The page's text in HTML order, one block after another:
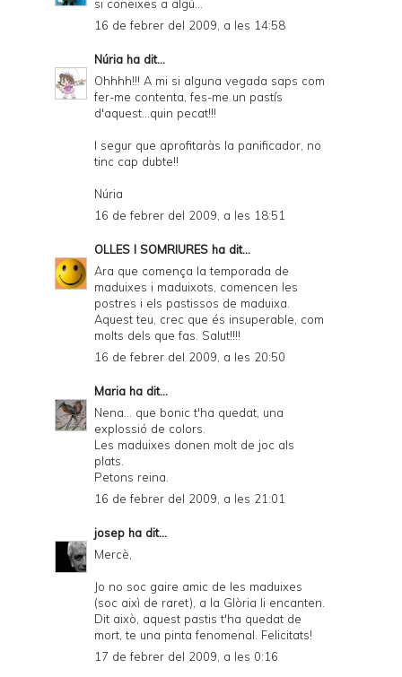
si coneixes a algú...
16 de febrer del 2009, a les 14:58
Núria ha dit...
Ohhhh!!! A mi si alguna vegada saps com
fer-me contenta, fes-me un pastís
d'aquest...quin pecat!!!
I segur que aprofitaràs la panificador, no
tinc cap dubte!!
Núria
16 de febrer del 2009, a les 18:51
OLLES I SOMRIURES ha dit...
Ara que comença la temporada de
maduixes i maduixots, comencen les
postres i els pastissos de maduixa.
Aquest teu, crec que és insuperable, com
molts dels que fas. Salut!!!!
16 de febrer del 2009, a les 20:50
Maria ha dit...
Nena... que bonic t'ha quedat, una
explossió de colors.
Les maduixes donen molt de joc als
plats.
Petons reina.
16 de febrer del 2009, a les 21:01
josep ha dit...
Mercè,
Jo no soc gaire amic de les maduixes
(soc aixì de raret), a la Glòria li encanten.
Dit això, aquest pastis t'ha quedat de
mort, te una pinta fenomenal. Felicitats!
17 de febrer del 2009, a les 0:16